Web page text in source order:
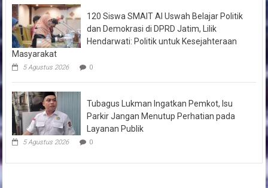
120 Siswa SMAIT Al Uswah Belajar Politik
dan Demokrasi di DPRD Jatim, Lilik
Hendarwati: Politik untuk Kesejahteraan
Masyarakat
5 Agustus 2026 0
Tubagus Lukman Ingatkan Pemkot, Isu
Parkir Jangan Menutup Perhatian pada
Layanan Publik
5 Agustus 2026 0